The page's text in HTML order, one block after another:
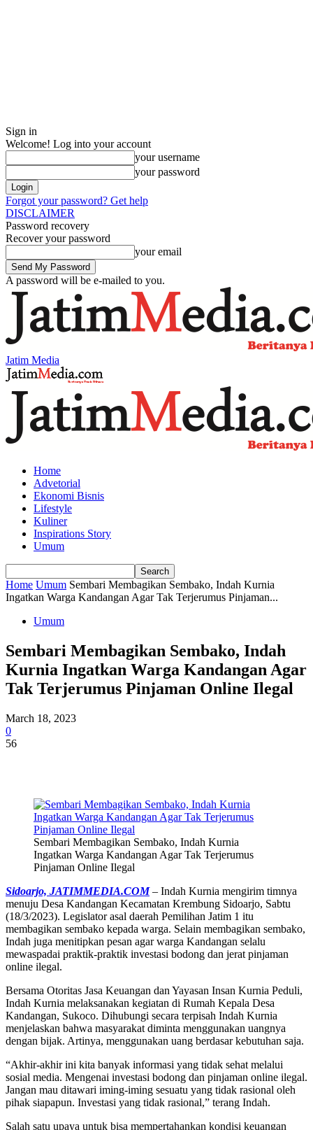
Sign in
Welcome! Log into your account
your username
your password
Forgot your password? Get help
DISCLAIMER
Password recovery
Recover your password
your email
A password will be e-mailed to you.
Jatim Media
Home
Advetorial
Ekonomi Bisnis
Lifestyle
Kuliner
Inspirations Story
Umum
Home Umum Sembari Membagikan Sembako, Indah Kurnia
Ingatkan Warga Kandangan Agar Tak Terjerumus Pinjaman...
Umum
Sembari Membagikan Sembako, Indah
Kurnia Ingatkan Warga Kandangan Agar
Tak Terjerumus Pinjaman Online Ilegal
March 18, 2023
0
56
Sembari Membagikan Sembako, Indah Kurnia
Ingatkan Warga Kandangan Agar Tak Terjerumus
Pinjaman Online Ilegal
Sidoarjo, JATIMMEDIA.COM– Indah Kurnia mengirim timnya
menuju Desa Kandangan Kecamatan Krembung Sidoarjo, Sabtu
(18/3/2023). Legislator asal daerah Pemilihan Jatim 1 itu
membagikan sembako kepada warga. Selain membagikan sembako,
Indah juga menitipkan pesan agar warga Kandangan selalu
mewaspadai praktik-praktik investasi bodong dan jerat pinjaman
online ilegal.
Bersama Otoritas Jasa Keuangan dan Yayasan Insan Kurnia Peduli,
Indah Kurnia melaksanakan kegiatan di Rumah Kepala Desa
Kandangan, Sukoco. Dihubungi secara terpisah Indah Kurnia
menjelaskan bahwa masyarakat diminta menggunakan uangnya
dengan bijak. Artinya, menggunakan uang berdasar kebutuhan saja.
“Akhir-akhir ini kita banyak informasi yang tidak sehat melalui
sosial media. Mengenai investasi bodong dan pinjaman online ilegal.
Jangan mau ditawari iming-iming sesuatu yang tidak rasional oleh
pihak siapapun. Investasi yang tidak rasional,” terang Indah.
Salah satu upaya untuk bisa mempertahankan kondisi keuangan